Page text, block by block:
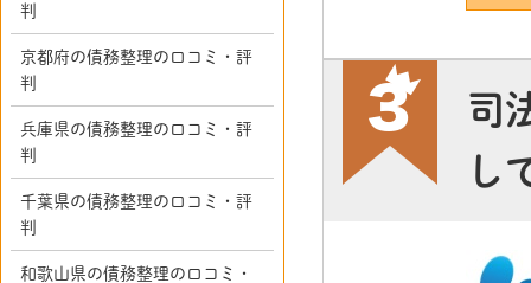
司
し
判
京都府の債務整理の口コミ・評
判
兵庫県の債務整理の口コミ・評
判
千葉県の債務整理の口コミ・評
判
和歌山県の債務整理の口コミ・